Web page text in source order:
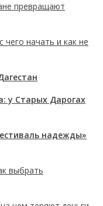
превращают
начать и как не
у Старых Дарогах
надежды»
выбрать